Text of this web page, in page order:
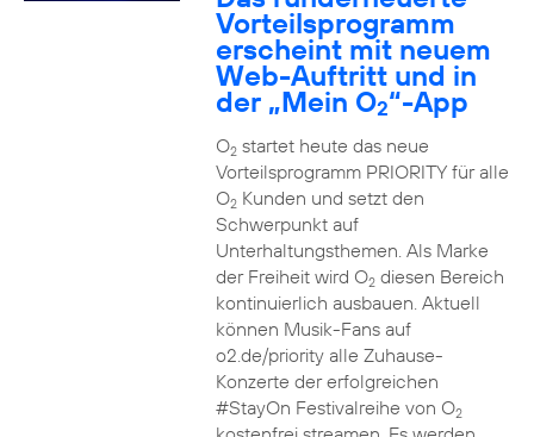
Vorteilsprogramm
erscheint mit neuem
Web-Auftritt und in
der „Mein O2“-App
O2startet heute das neue
Vorteilsprogramm PRIORITY für alle
O2Kunden und setzt den
Schwerpunkt auf
Unterhaltungsthemen. Als Marke
der Freiheit wird O2diesen Bereich
kontinuierlich ausbauen. Aktuell
können Musik-Fans auf
o2.de/priority alle Zuhause-
Konzerte der erfolgreichen
#StayOn Festivalreihe von O2